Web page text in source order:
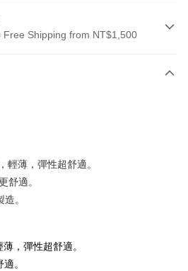
Shipping from NT$1,500
Pay
on orders of NT$1,500 or more
輕薄，彈性超舒適。
舒適。
。
，彈性超舒適。
。